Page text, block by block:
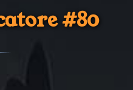
#80